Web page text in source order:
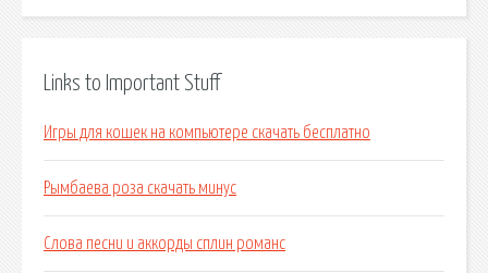
Links to Important Stuff
Игры для кошек на компьютере скачать бесплатно
Рымбаева роза скачать минус
Слова песни и аккорды сплин романс